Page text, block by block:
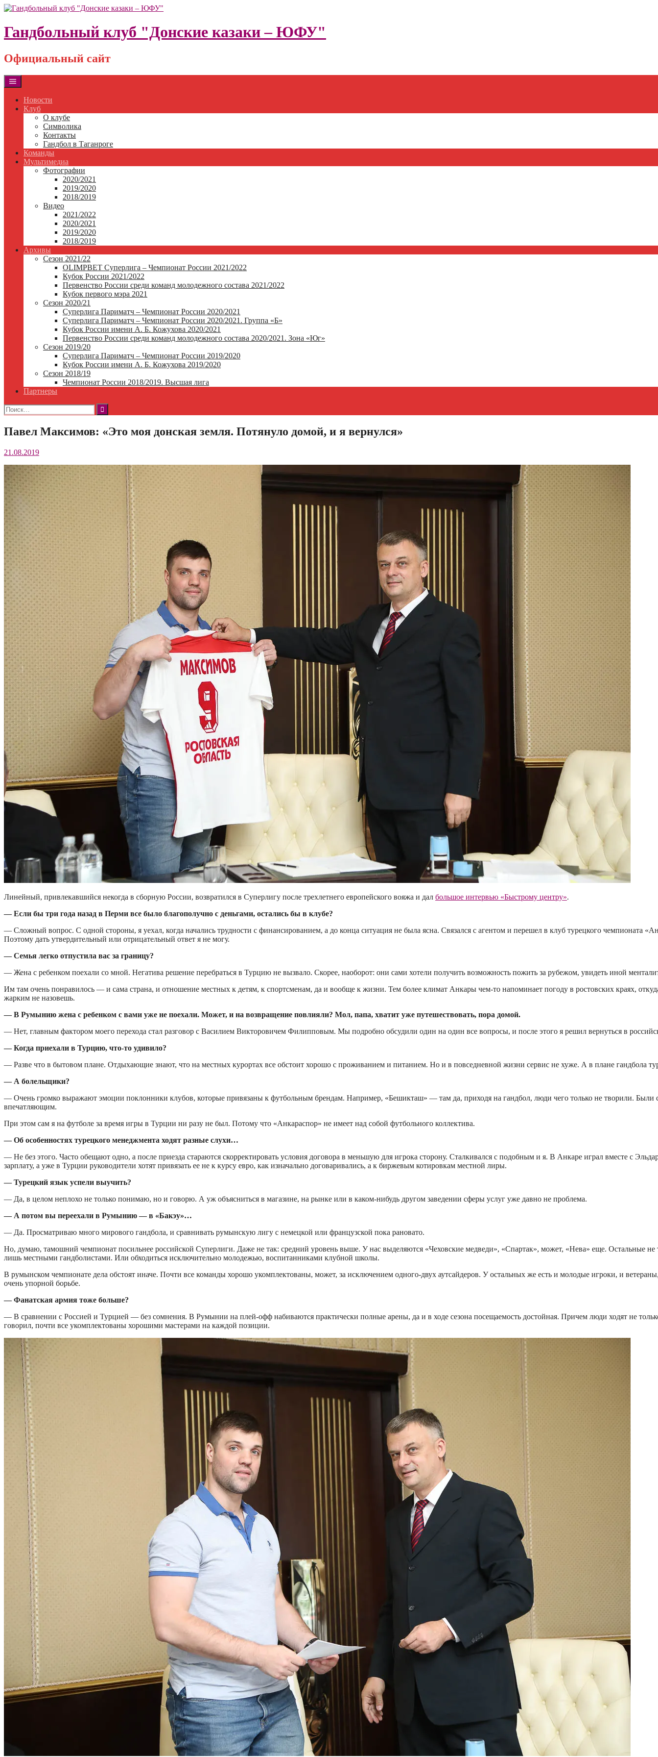
Skip
content
Гандбольный клуб "Донские казаки – ЮФУ"
Официальный сайт
Новости
Клуб
О клубе
Символика
Контакты
Гандбол в Таганроге
Команды
Мультимедиа
Фотографии
2020/2021
2019/2020
2018/2019
Видео
2021/2022
2020/2021
2019/2020
2018/2019
Архивы
Сезон 2021/22
OLIMPBET Суперлига – Чемпионат России 2021/2022
Кубок России 2021/2022
Первенство России среди команд молодежного состава 2021/2022
Кубок первого мэра 2021
Сезон 2020/21
Суперлига Париматч – Чемпионат России 2020/2021
Суперлига Париматч – Чемпионат России 2020/2021. Группа «Б»
Кубок России имени А. Б. Кожухова 2020/2021
Первенство России среди команд молодежного состава 2020/2021. Зона «Юг»
Сезон 2019/20
Суперлига Париматч – Чемпионат России 2019/2020
Кубок России имени А. Б. Кожухова 2019/2020
Сезон 2018/19
Чемпионат России 2018/2019. Высшая лига
Партнеры
Найти:
Павел Максимов: «Это моя донская земля. Потянуло домой, и я вернулся»
21.08.2019
Линейный, привлекавшийся некогда в сборную России, возвратился в Суперлигу после трехлетнего европейского вояжа и дал большое интервью «Быстрому центру».
— Если бы три года назад в Перми все было благополучно с деньгами, остались бы в клубе?
— Сложный вопрос. С одной стороны, я уехал, когда начались трудности с финансированием, а до конца ситуация не была ясна. Связался с агентом и перешел в клуб турецкого чемпионата
Поэтому дать утвердительный или отрицательный ответ я не могу.
— Семья легко отпустила вас за границу?
— Жена с ребенком поехали со мной. Негатива решение перебраться в Турцию не вызвало. Скорее, наоборот: они сами хотели получить возможность пожить за рубежом, увидеть иной
Им там очень понравилось — и сама страна, и отношение местных к детям, к спортсменам, да и вообще к жизни. Тем более климат Анкары чем-то напоминает погоду в ростовских краях,
жарким не назовешь.
— В Румынию жена с ребенком с вами уже не поехали. Может, и на возвращение повлияли? Мол, папа, хватит уже путешествовать, пора домой.
— Нет, главным фактором моего перехода стал разговор с Василием Викторовичем Филипповым. Мы подробно обсудили один на один все вопросы, и после этого я решил вернуться в
— Когда приехали в Турцию, что-то удивило?
— Разве что в бытовом плане. Отдыхающие знают, что на местных курортах все обстоит хорошо с проживанием и питанием. Но и в повседневной жизни сервис не хуже. А в плане гандбола
— А болельщики?
— Очень громко выражают эмоции поклонники клубов, которые привязаны к футбольным брендам. Например, «Бешикташ» — там да, приходя на гандбол, люди чего только не творили.
впечатляющим.
При этом сам я на футболе за время игры в Турции ни разу не был. Потому что «Анкараспор» не имеет над собой футбольного коллектива.
— Об особенностях турецкого менеджмента ходят разные слухи…
— Не без этого. Часто обещают одно, а после приезда стараются скорректировать условия договора в меньшую для игрока сторону. Сталкивался с подобным и я. В Анкаре играл вместе с
зарплату, а уже в Турции руководители хотят привязать ее не к курсу евро, как изначально договаривались, а к биржевым котировкам местной лиры.
— Турецкий язык успели выучить?
— Да, в целом неплохо не только понимаю, но и говорю. А уж объясниться в магазине, на рынке или в каком-нибудь другом заведении сферы услуг уже давно не проблема.
— А потом вы переехали в Румынию — в «Бакэу»…
— Да. Просматриваю много мирового гандбола, и сравнивать румынскую лигу с немецкой или французской пока рановато.
Но, думаю, тамошний чемпионат посильнее российской Суперлиги. Даже не так: средний уровень выше. У нас выделяются «Чеховские медведи», «Спартак», может, «Нева» еще. Остальные
лишь местными гандболистами. Или обходиться исключительно молодежью, воспитанниками клубной школы.
В румынском чемпионате дела обстоят иначе. Почти все команды хорошо укомплектованы, может, за исключением одного-двух аутсайдеров. У остальных же есть и молодые игроки, и
очень упорной борьбе.
— Фанатская армия тоже больше?
— В сравнении с Россией и Турцией — без сомнения. В Румынии на плей-офф набиваются практически полные арены, да и в ходе сезона посещаемость достойная. Причем люди ходят не
говорил, почти все укомплектованы хорошими мастерами на каждой позиции.